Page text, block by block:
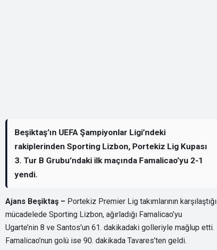
Beşiktaş’ın UEFA Şampiyonlar Ligi’ndeki
rakiplerinden Sporting Lizbon, Portekiz Lig Kupası
3. Tur B Grubu’ndaki ilk maçında Famalicao’yu 2-1
yendi.
Ajans Beşiktaş – Portekiz Premier Lig takımlarının karşılaştığı
mücadelede Sporting Lizbon, ağırladığı Famalicao’yu
Ugarte’nin 8 ve Santos’un 61. dakikadaki golleriyle mağlup etti.
Famalicao’nun golü ise 90. dakikada Tavares’ten geldi.